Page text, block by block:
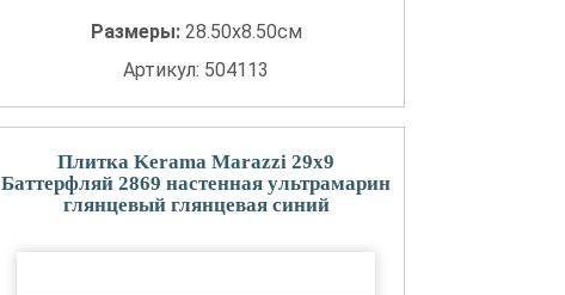
Размеры: 28.50x8.50см
Артикул: 504113
Плитка Kerama Marazzi 29x9
Баттерфляй 2869 настенная ультрамарин
глянцевый глянцевая синий